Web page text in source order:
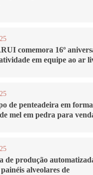
comemora 16º
em equipe ao ar
de penteadeira em
mel em pedra para
de produção
alveolares de